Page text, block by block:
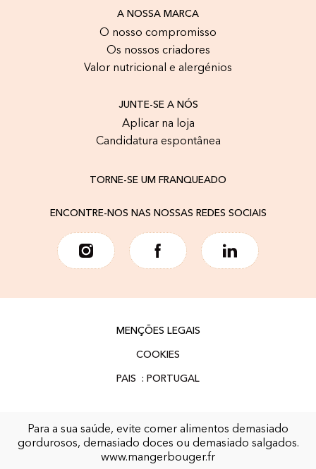
A NOSSA MARCA
O nosso compromisso
Os nossos criadores
Valor nutricional e alergénios
JUNTE-SE A NÓS
Aplicar na loja
Candidatura espontânea
TORNE-SE UM FRANQUEADO
ENCONTRE-NOS NAS NOSSAS REDES SOCIAIS
MENÇÕES LEGAIS
COOKIES
Para a sua saúde, evite comer alimentos demasiado
gordurosos, demasiado doces ou demasiado salgados.
www.mangerbouger.fr